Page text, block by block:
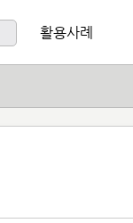
활용사례